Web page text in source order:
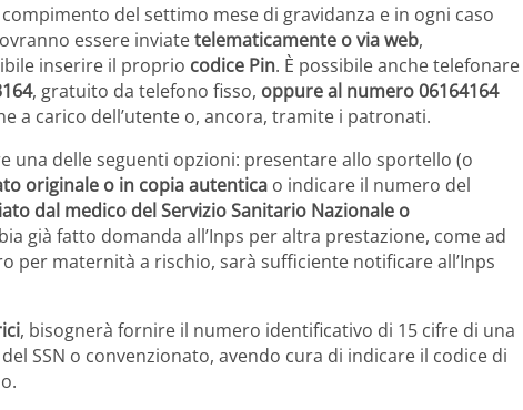
del settimo mese di gravidanza e in ogni caso
essere inviatetelematicamente o via web,
inserire il proprio codice Pin. È possibile anche telefonare
, gratuito da telefono fisso, oppure al numero 06164164
a carico dell’utente o, ancora, tramite i patronati.
una delle seguenti opzioni: presentare allo sportello (o
originale o in copia autentica o indicare il numero del
dal medico del Servizio Sanitario Nazionale o
già fatto domanda all’Inps per altra prestazione, come ad
per maternità a rischio, sarà sufficiente notificare all’Inps
, bisognerà fornire il numero identificativo di 15 cifre di una
SSN o convenzionato, avendo cura di indicare il codice di